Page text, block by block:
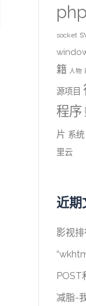
php
socket
籍 人物
源项目
程序
片 系统
里云
近期
影视
POST
减脂-